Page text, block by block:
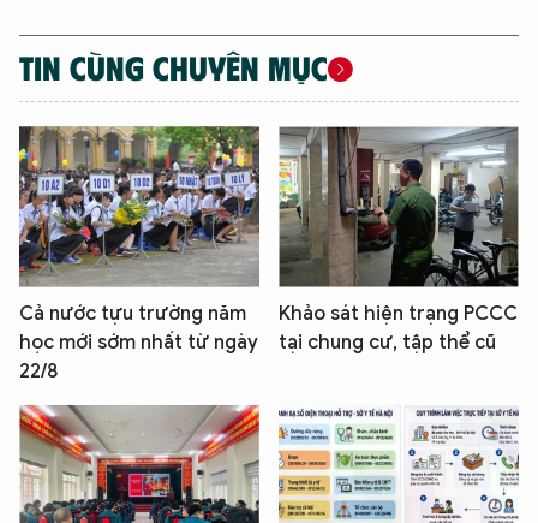
TIN CÙNG CHUYÊN MỤC
Cả nước tựu trường năm
học mới sớm nhất từ ngày
22/8
Khảo sát hiện trạng PCCC
tại chung cư, tập thể cũ
TÔI LÀ CHATBOT CỦA
Hãy hỏi tôi bất kỳ điều gì bạn cần biết về
An Ninh Thủ Đô nhé. Tôi sẵn sàng hỗ trợ!